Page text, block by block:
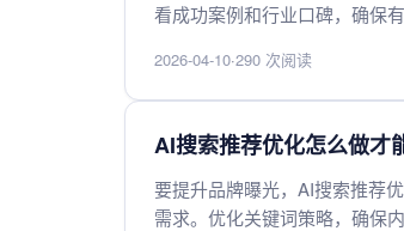
看成功案例和行业口碑，确保
靠谱服务商，找到真正能提升
2026-04-10·290 次阅读
AI搜索推荐优化怎么做才
要提升品牌曝光，AI搜索推荐
需求。优化关键词策略，确保